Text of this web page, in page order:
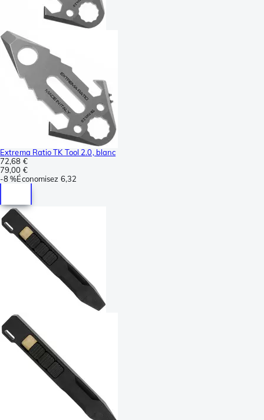
Extrema Ratio TK Tool 2.0, blanc
72,68 €
79,00 €
-8 %Économisez 6,32